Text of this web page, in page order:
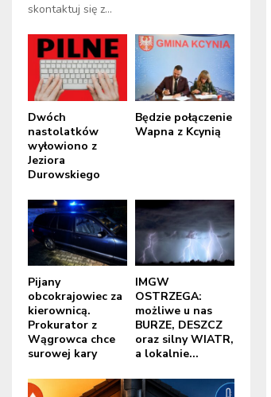
skontaktuj się z...
Dwóch
nastolatków
wyłowiono z
Jeziora
Durowskiego
Będzie połączenie
Wapna z Kcynią
Pijany
obcokrajowiec za
kierownicą.
Prokurator z
Wągrowca chce
surowej kary
IMGW
OSTRZEGA:
możliwe u nas
BURZE, DESZCZ
oraz silny WIATR,
a lokalnie...